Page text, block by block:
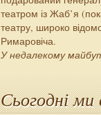
театром із Жаб’я
театру, широко
Римаровіча.
У недалекому
Сьогодні ми